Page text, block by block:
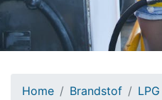
Home Brandstof
LPG